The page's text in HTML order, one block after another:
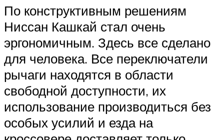
По конструктивным решениям
Ниссан Кашкай стал очень
эргономичным. Здесь все сделано
для человека. Все переключатели
рычаги находятся в области
свободной доступности, их
использование производиться без
особых усилий и езда на